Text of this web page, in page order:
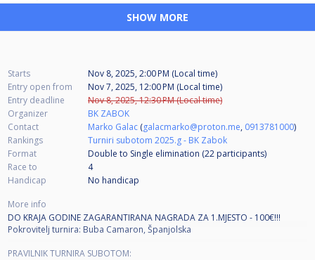
SHOW MORE
Starts
Nov 8, 2025, 2:00 PM (Local time)
Entry open from
Nov 7, 2025, 12:00 PM (Local time)
Entry deadline
Nov 8, 2025, 12:30 PM (Local time)
Organizer
BK ZABOK
Contact
Marko Galac (galacmarko@proton.me, 0913781000)
Rankings
Turniri subotom 2025.g - BK Zabok
Format
Double to Single elimination (22 participants)
Race to
4
Handicap
No handicap
More info
DO KRAJA GODINE ZAGARANTIRANA NAGRADA ZA 1.MJESTO - 100€!!!
Pokrovitelj turnira: Buba Camaron, Španjolska
PRAVILNIK TURNIRA SUBOTOM: